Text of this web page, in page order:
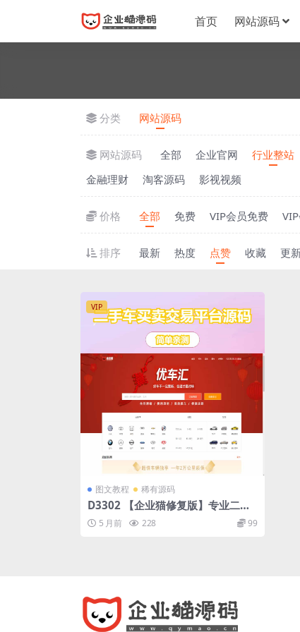
首页 网站源码
分类 网站源码
网站源码 全部 企业官网 行业整站
金融理财
淘客源码 影视视频
价格 全部 免费 VIP会员免费
排序 最新 热度 点赞 收藏 更
VIP
图文教程 稀有源码
D3302 【企业猫修复版】专业二手
车买卖交易平台源码 PC带手机端二
手车O2O交易服务平台
5 月前 228 99